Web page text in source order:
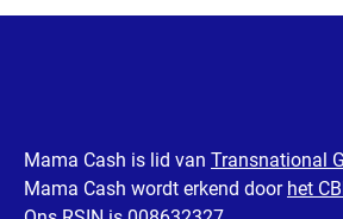
Mama Cash is lid van Transnational
Mama Cash wordt erkend door het